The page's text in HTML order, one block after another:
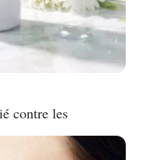
contre les